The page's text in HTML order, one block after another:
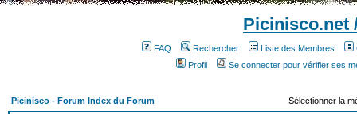
Picinisco.net
FAQ Rechercher Liste des Membres
Profil
Se connecter pour vérifier ses
Picinisco - Forum Index du Forum Sélectionner la